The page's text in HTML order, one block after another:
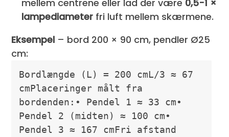
mellem centrene eller lad der være 0,5-1 ×
lampediameter fri luft mellem skærmene.
Eksempel – bord 200 × 90 cm, pendler Ø25
cm:
Bordlængde (L) = 200 cmL/3 ≈ 67
cmPlaceringer målt fra
bordenden:• Pendel 1 ≈ 33 cm•
Pendel 2 (midten) ≈ 100 cm•
Pendel 3 ≈ 167 cmFri afstand